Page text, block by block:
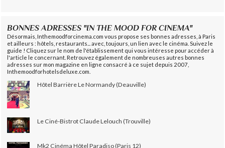
BONNES ADRESSES "IN THE MOOD FOR CINEMA"
Désormais, Inthemoodforcinema.com vous propose ses bonnes adresses, à Paris
et ailleurs : hôtels, restaurants... avec, toujours, un lien avec le cinéma. Suivez le
guide ! Cliquez sur le nom de l'établissement qui vous intéresse pour accéder à
l'article le concernant. Retrouvez également de nombreuses autres bonnes
adresses sur mon magazine en ligne consacré à ce sujet depuis 2007,
Inthemoodforhotelsdeluxe.com.
Hôtel Barrière Le Normandy (Deauville)
Le Ciné-Bistrot Claude Lelouch (Trouville)
Mk2 Cinéma Hôtel Paradiso (Paris 12)